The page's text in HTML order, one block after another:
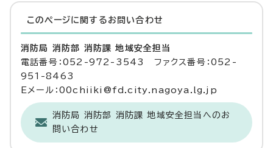
このページに関する お問い合わせ
消防局 消防部 消防課 地域安全担当
電話番号：052-972-3543 ファクス番号：052-
951-8463
Eメール：00chiiki@fd.city.nagoya.lg.jp
消防局 消防部 消防課 地域安全担当へのお
問い合わせ